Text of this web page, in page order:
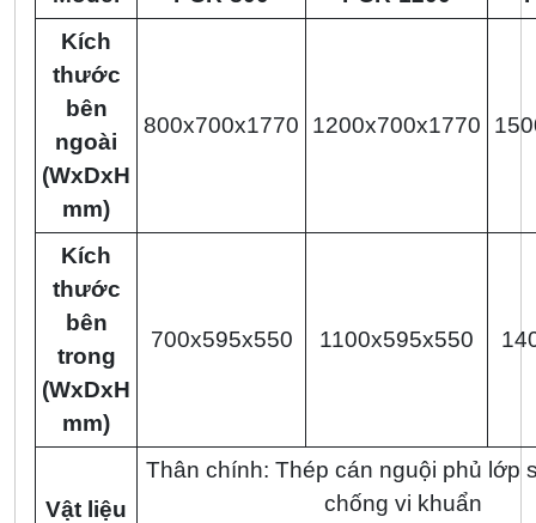
Kích
thước
bên
ngoài
(WxDxH
mm)
800x700x1770 1200x700x1770
Kích
thước
bên
trong
(WxDxH
mm)
700x595x550 1100x595x550
Vật liệu
Thân chính: Thép cán nguội phủ lớp
chống vi khuẩn